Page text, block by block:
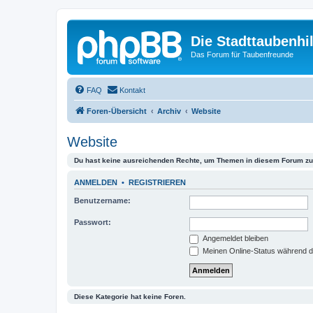
Die
Das Forum für Taubenfreunde
FAQ Kontakt
Foren-Übersicht Archiv Website
Website
Du hast keine ausreichenden Rechte, um Themen in diesem Forum
ANMELDEN • REGISTRIEREN
Benutzername:
Passwort:
Angemeldet bleiben
Meinen Online-Status während
Diese Kategorie hat keine Foren.